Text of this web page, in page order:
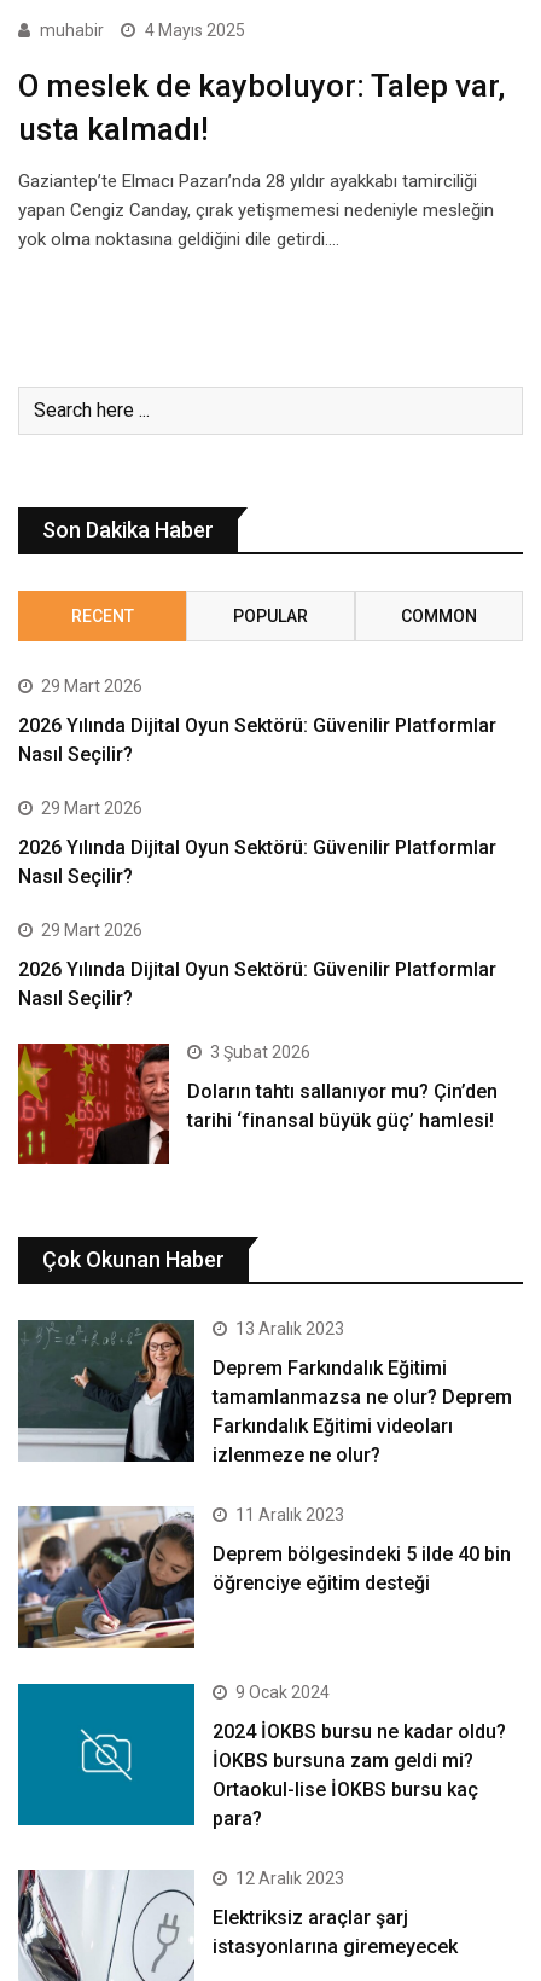
muhabir 4 Mayıs 2025
O meslek de kayboluyor: Talep var,
usta kalmadı!
Gaziantep’te Elmacı Pazarı’nda 28 yıldır ayakkabı tamirciliği
yapan Cengiz Canday, çırak yetişmemesi nedeniyle mesleğin
yok olma noktasına geldiğini dile getirdi.…
Son Dakika Haber
RECENT POPULAR COMMON
29 Mart 2026
2026 Yılında Dijital Oyun Sektörü: Güvenilir Platformlar
Nasıl Seçilir?
29 Mart 2026
2026 Yılında Dijital Oyun Sektörü: Güvenilir Platformlar
Nasıl Seçilir?
29 Mart 2026
2026 Yılında Dijital Oyun Sektörü: Güvenilir Platformlar
Nasıl Seçilir?
3 Şubat 2026
Doların tahtı sallanıyor mu? Çin’den
tarihi ‘finansal büyük güç’ hamlesi!
Çok Okunan Haber
13 Aralık 2023
Deprem Farkındalık Eğitimi
tamamlanmazsa ne olur? Deprem
Farkındalık Eğitimi videoları
izlenmeze ne olur?
11 Aralık 2023
Deprem bölgesindeki 5 ilde 40 bin
öğrenciye eğitim desteği
9 Ocak 2024
2024 İOKBS bursu ne kadar oldu?
İOKBS bursuna zam geldi mi?
Ortaokul-lise İOKBS bursu kaç
para?
12 Aralık 2023
Elektriksiz araçlar şarj
istasyonlarına giremeyecek